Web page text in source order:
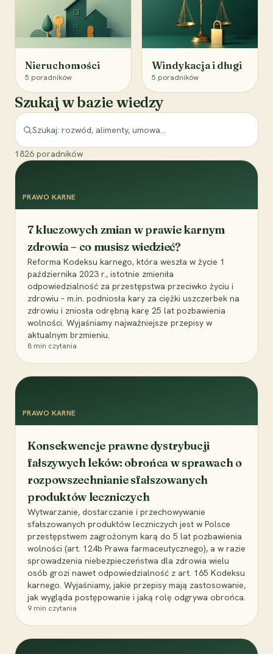
Nieruchomości
5 poradników
Windykacja i długi
5 poradników
Szukaj w bazie wiedzy
1826 poradników
PRAWO KARNE
7 kluczowych zmian w prawie karnym
zdrowia – co musisz wiedzieć?
Reforma Kodeksu karnego, która weszła w życie 1
października 2023 r., istotnie zmieniła
odpowiedzialność za przestępstwa przeciwko życiu i
zdrowiu – m.in. podniosła kary za ciężki uszczerbek na
zdrowiu i zniosła odrębną karę 25 lat pozbawienia
wolności. Wyjaśniamy najważniejsze przepisy w
aktualnym brzmieniu.
8 min czytania
PRAWO KARNE
Konsekwencje prawne dystrybucji
fałszywych leków: obrońca w sprawach o
rozpowszechnianie sfałszowanych
produktów leczniczych
Wytwarzanie, dostarczanie i przechowywanie
sfałszowanych produktów leczniczych jest w Polsce
przestępstwem zagrożonym karą do 5 lat pozbawienia
wolności (art. 124b Prawa farmaceutycznego), a w razie
sprowadzenia niebezpieczeństwa dla zdrowia wielu
osób grozi nawet odpowiedzialność z art. 165 Kodeksu
karnego. Wyjaśniamy, jakie przepisy mają zastosowanie,
jak wygląda postępowanie i jaką rolę odgrywa obrońca.
9 min czytania